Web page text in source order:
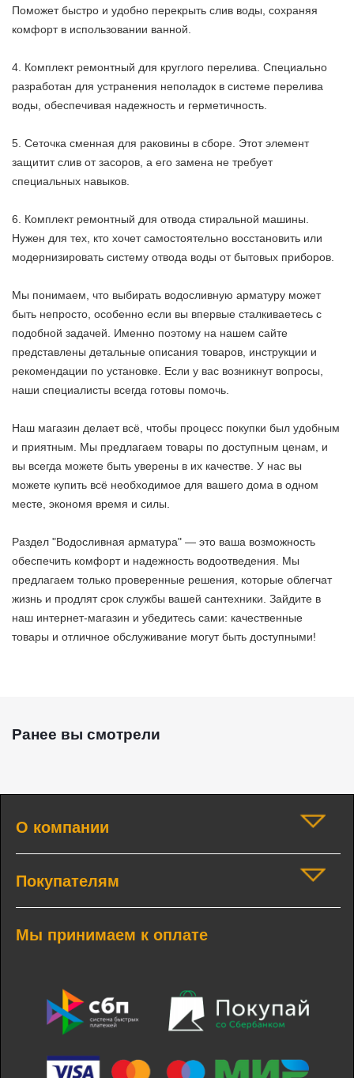
Поможет быстро и удобно перекрыть слив воды, сохраняя
комфорт в использовании ванной.
4. Комплект ремонтный для круглого перелива. Специально
разработан для устранения неполадок в системе перелива
воды, обеспечивая надежность и герметичность.
5. Сеточка сменная для раковины в сборе. Этот элемент
защитит слив от засоров, а его замена не требует
специальных навыков.
6. Комплект ремонтный для отвода стиральной машины.
Нужен для тех, кто хочет самостоятельно восстановить или
модернизировать систему отвода воды от бытовых приборов.
Мы понимаем, что выбирать водосливную арматуру может
быть непросто, особенно если вы впервые сталкиваетесь с
подобной задачей. Именно поэтому на нашем сайте
представлены детальные описания товаров, инструкции и
рекомендации по установке. Если у вас возникнут вопросы,
наши специалисты всегда готовы помочь.
Наш магазин делает всё, чтобы процесс покупки был удобным
и приятным. Мы предлагаем товары по доступным ценам, и
вы всегда можете быть уверены в их качестве. У нас вы
можете купить всё необходимое для вашего дома в одном
месте, экономя время и силы.
Раздел "Водосливная арматура" — это ваша возможность
обеспечить комфорт и надежность водоотведения. Мы
предлагаем только проверенные решения, которые облегчат
жизнь и продлят срок службы вашей сантехники. Зайдите в
наш интернет-магазин и убедитесь сами: качественные
товары и отличное обслуживание могут быть доступными!
Ранее вы смотрели
О компании
Покупателям
Мы принимаем к оплате